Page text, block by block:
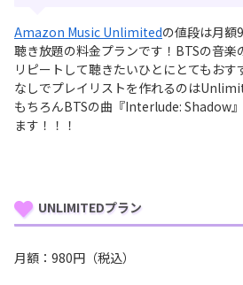
Amazon Music Unlimitedの値段は月額
聴き放題の料金プランです！BTSの音楽
リピートして聴きたいひとにとてもお
なしでプレイリストを作れるのは
もちろんBTSの曲『Interlude: Shadow
ます！！！
UNLIMITEDプラン
月額：980円（税込）